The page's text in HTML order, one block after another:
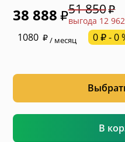
38 888 51 850
выгода 12 962
1080
/ месяц 0 ₽ - 0
В
* обязательное поле
* необязательное